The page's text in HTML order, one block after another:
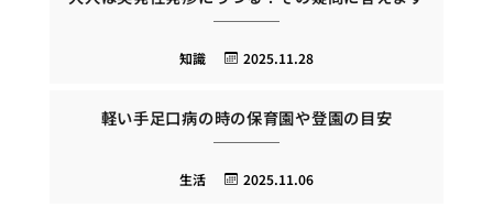
2025.11.28
知識
軽い手足口病の時の保育園や登園の目安
2025.11.06
生活